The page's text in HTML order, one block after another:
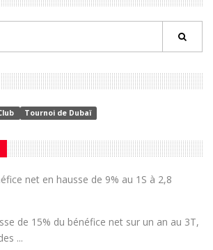
Tournoi de Dubaï
net en hausse de 9% au 1S à 2,8
de 15% du bénéfice net sur un an au 3T,
...